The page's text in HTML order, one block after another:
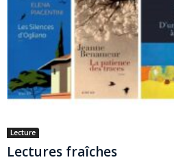
Lecture
Lectures fraîches